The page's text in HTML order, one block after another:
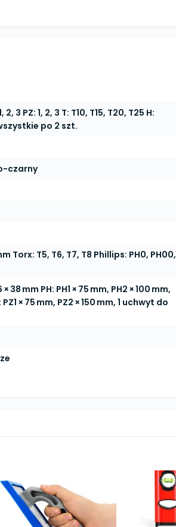
2, 3 PZ: 1, 2, 3 T: T10, T15, T20, T25 H:
po 2 szt.
czarny
Torx: T5, T6, T7, T8 Phillips: PH0, PH00,
× 38 mm PH: PH1 × 75 mm, PH2 × 100 mm,
PZ1 × 75 mm, PZ2 × 150 mm, 1 uchwyt do